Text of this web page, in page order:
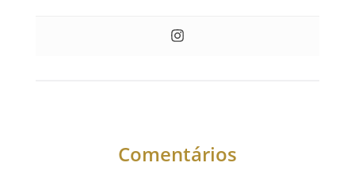
Comentários